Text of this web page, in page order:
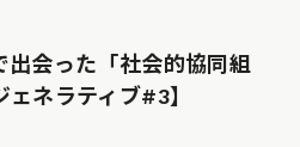
出会った「社会的協同組
ネラティブ#3】